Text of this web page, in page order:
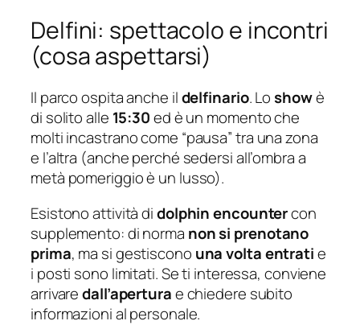
Delfini: spettacolo e incontri
(cosa aspettarsi)
Il parco ospita anche ildelfinario. Loshowè
di solito alle 15:30ed è un momento che
molti incastrano come “pausa” tra una zona
e l’altra (anche perché sedersi all’ombra a
metà pomeriggio è un lusso).
Esistono attività didolphin encountercon
supplemento: di norma non si prenotano
prima, ma si gestiscono una volta entratie
i posti sono limitati. Se ti interessa, conviene
arrivaredall’aperturae chiedere subito
informazioni al personale.